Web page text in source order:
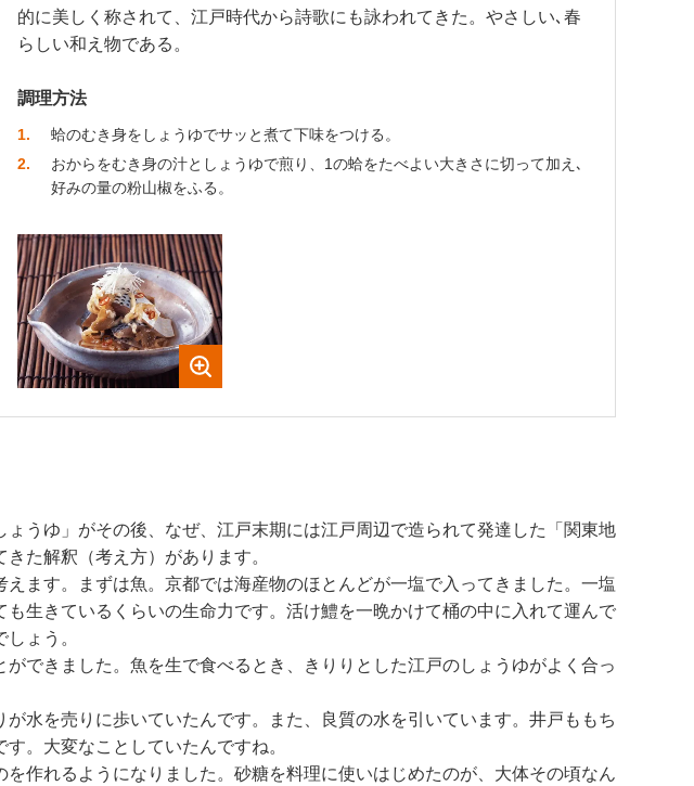
的に美しく称されて、江戸時代から詩歌にも詠われてきた。やさしい､春
らしい和え物である。
調理方法
1
蛤のむき身をしょうゆでサッと煮て下味をつける。
2
おからをむき身の汁としょうゆで煎り、1の蛤をたべよい大きさに切って加え､
好みの量の粉山椒をふる。
うゆ」がその後、なぜ、江戸末期には江戸周辺で造られて発達した「関東地
た解釈（考え方）があります。
ます。まずは魚。京都では海産物のほとんどが一塩で入ってきました。一塩
生きているくらいの生命力です。活け鱧を一晩かけて桶の中に入れて運んで
ょう。
できました。魚を生で食べるとき、きりりとした江戸のしょうゆがよく合っ
水を売りに歩いていたんです。また、良質の水を引いています。井戸ももち
。大変なことしていたんですね。
作れるようになりました。砂糖を料理に使いはじめたのが、大体その頃なん